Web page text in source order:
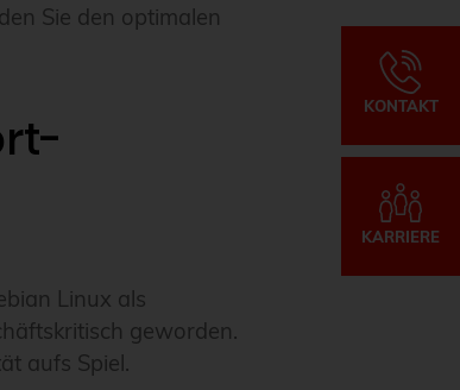
KONTAKT
KARRIERE
Sie den optimalen
Linux als
geworden.
aufs Spiel.